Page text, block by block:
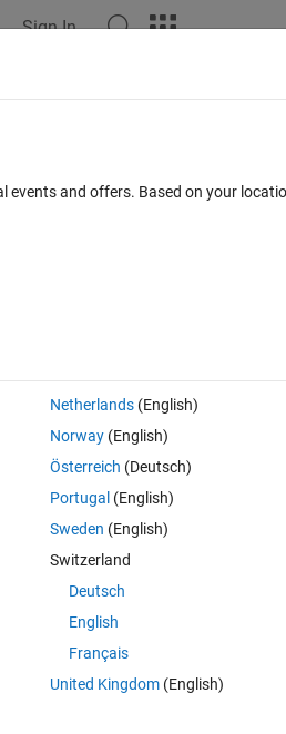
Sign In
Open in MATLAB Online 0 votes
画像を引き算してその後その画像を
ものになりました。この問題の原因は
す。
Theme
and offers. Based on your
Netherlands(English)
Norway(English)
Österreich (Deutsch)
Portugal (English)
Sweden (English)
Switzerland
Deutsch
English
Français
United Kingdom(English)